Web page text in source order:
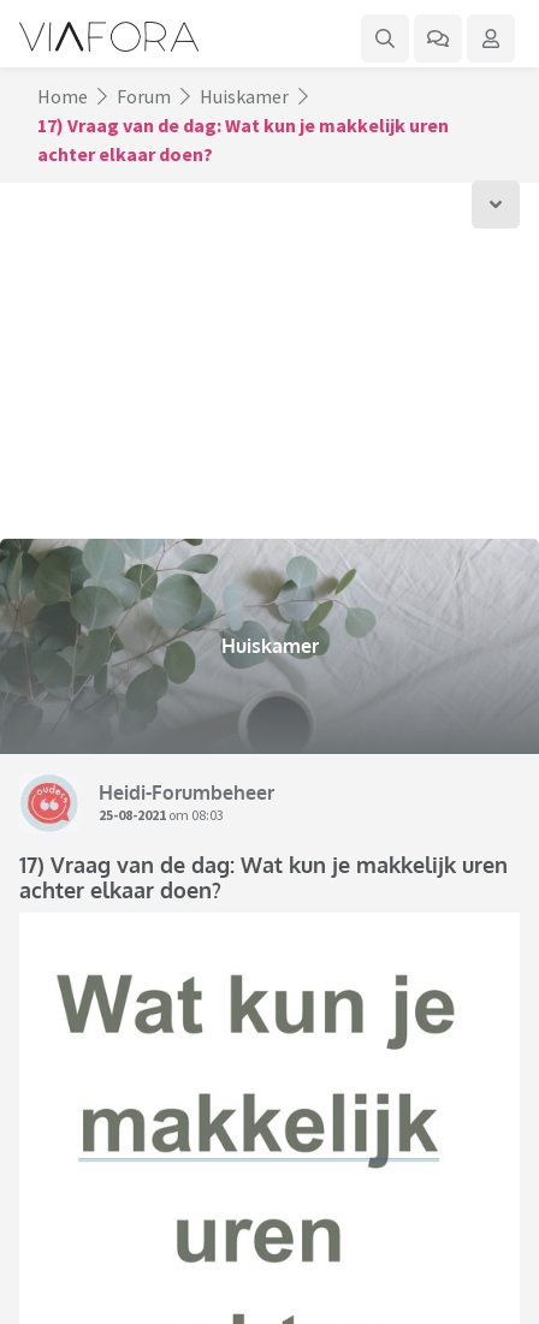
Home Forum
Huiskamer
17) Vraag van de dag: Wat kun je makkelijk uren
achter elkaar doen?
Huiskamer
Heidi-Forumbeheer
25-08-2021 om 08:03
17) Vraag van de dag: Wat kun je makkelijk uren
achter elkaar doen?